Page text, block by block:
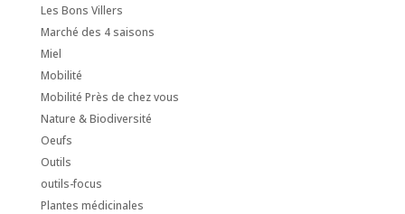
Les Bons Villers
Marché des 4 saisons
Miel
Mobilité
Mobilité Près de chez vous
Nature & Biodiversité
Oeufs
Outils
outils-focus
Plantes médicinales